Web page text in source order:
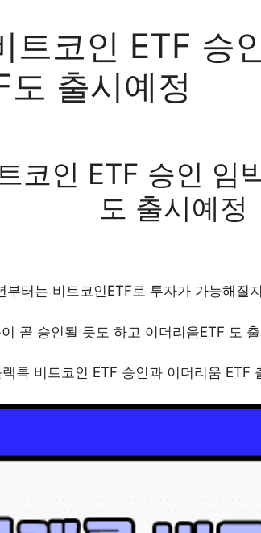
트코인 ETF 승
도 출시예정
코인 ETF 승인 임
도 출시예정
부터는 비트코인ETF로 투자가 가능해질
곧 승인될 듯도 하고 이더리움ETF 도
록 비트코인 ETF 승인과 이더리움 ETF